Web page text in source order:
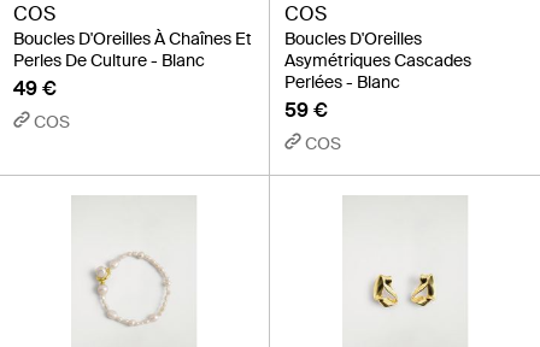
COS
Boucles D'Oreilles À Chaînes Et
Perles De Culture - Blanc
49 €
COS
COS
Boucles D'Oreilles
Asymétriques Cascades
Perlées - Blanc
59 €
COS